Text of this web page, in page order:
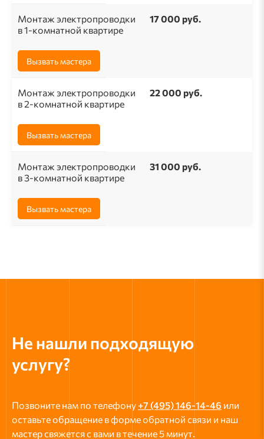
Монтаж электропроводки
в 1-комнатной квартире
17 000 руб.
Вызвать мастера
Монтаж электропроводки
в 2-комнатной квартире
22 000 руб.
Вызвать мастера
Монтаж электропроводки
в 3-комнатной квартире
31 000 руб.
Вызвать мастера
Не нашли подходящую
услугу?
Позвоните нам по телефону +7 (495) 146-14-46 или
оставьте обращение в форме обратной связи и наш
мастер свяжется с вами в течение 5 минут.